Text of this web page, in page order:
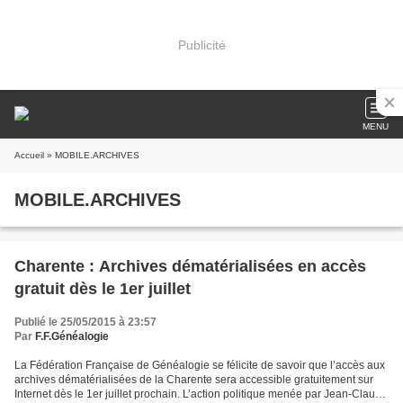
Publicité
MENU
Accueil » MOBILE.ARCHIVES
MOBILE.ARCHIVES
Charente : Archives dématérialisées en accès
gratuit dès le 1er juillet
Publié le 25/05/2015 à 23:57
Par F.F.Généalogie
La Fédération Française de Généalogie se félicite de savoir que l’accès aux
archives dématérialisées de la Charente sera accessible gratuitement sur
Internet dès le 1er juillet prochain. L’action politique menée par Jean-Claude